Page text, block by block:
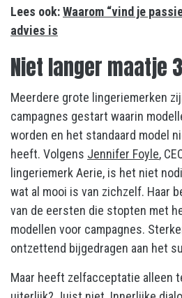
Lees ook:Waarom “vind je
advies is
Niet langer maatje
Meerdere grote lingeriemerken
campagnes gestart waarin
worden en het standaard model
heeft. Volgens Jennifer Foyle,
lingeriemerk Aerie, is het niet
wat al mooi is van zichzelf. Haar
van de eersten die stopten met
modellen voor campagnes.
ontzettend bijgedragen aan het
Maar heeft zelfacceptatie alleen